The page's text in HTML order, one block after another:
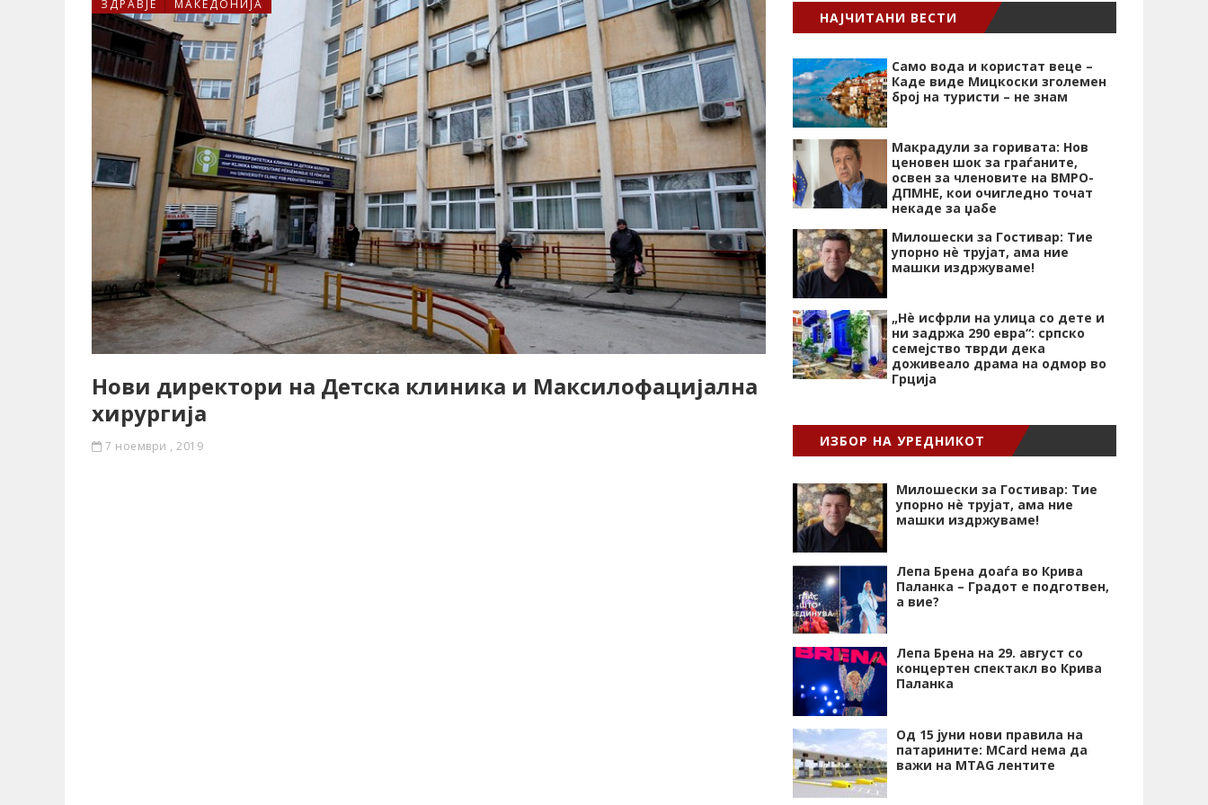
ЗДРАВЈЕ МАКЕДОНИЈА
Нови директори на Детска клиника и Максилофацијална
хирургија
7 ноември , 2019
НАЈЧИТАНИ ВЕСТИ
Само вода и користат веце –
Каде виде Мицкоски зголемен
број на туристи – не знам
Макрадули за горивата: Нов
ценовен шок за граѓаните,
освен за членовите на ВМРО-
ДПМНЕ, кои очигледно точат
некаде за џабе
Милошески за Гостивар: Тие
упорно нѐ трујат, ама ние
машки издржуваме!
„Нѐ исфрли на улица со дете и
ни задржа 290 евра“: српско
семејство тврди дека
доживеало драма на одмор во
Грција
ИЗБОР НА УРЕДНИКОТ
Милошески за Гостивар: Тие
упорно нѐ трујат, ама ние
машки издржуваме!
Лепа Брена доаѓа во Крива
Паланка – Градот е подготвен,
а вие?
Лепа Брена на 29. август со
концертен спектакл во Крива
Паланка
Од 15 јуни нови правила на
патарините: MCard нема да
важи на MTAG лентите